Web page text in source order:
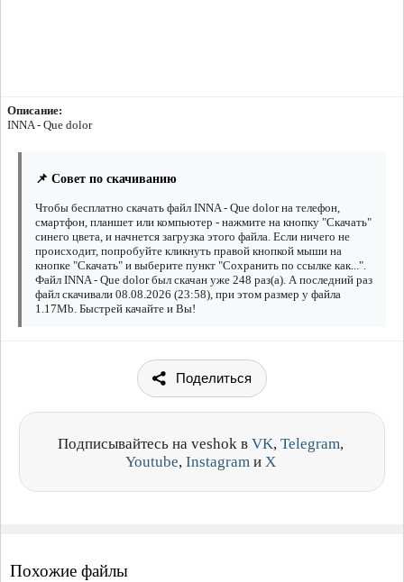
Описание:
INNA - Que dolor
📌 Совет по скачиванию
Чтобы бесплатно скачать файл INNA - Que dolor на телефон,
смартфон, планшет или компьютер - нажмите на кнопку "Скачать"
синего цвета, и начнется загрузка этого файла. Если ничего не
происходит, попробуйте кликнуть правой кнопкой мыши на
кнопке "Скачать" и выберите пункт "Сохранить по ссылке как...".
Файл INNA - Que dolor был скачан уже 248 раз(а). А последний раз
файл скачивали 08.08.2026 (23:58), при этом размер у файла
1.17Mb. Быстрей качайте и Вы!
Поделиться
Подписывайтесь на veshok в VK, Telegram,
Youtube, Instagram и X
Похожие файлы